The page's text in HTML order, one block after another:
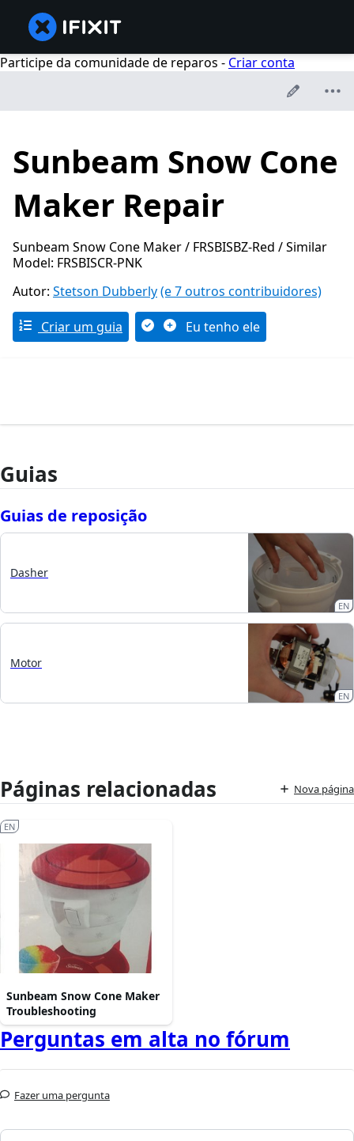
Participe da comunidade de reparos - Criar conta
Sunbeam Snow Cone
Maker Repair
Sunbeam Snow Cone Maker / FRSBISBZ-Red / Similar
Model: FRSBISCR-PNK
Autor: Stetson Dubberly(e 7 outros contribuidores)
Criar um guia Eu tenho ele
Guias
Guias de reposição
Dasher
EN
Motor
EN
Páginas relacionadas Nova página
Sunbeam Snow Cone Maker
Troubleshooting
EN
Perguntas em alta no fórum
Fazer uma pergunta